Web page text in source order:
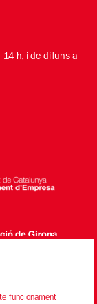
14 h, i de dilluns a
funcionament